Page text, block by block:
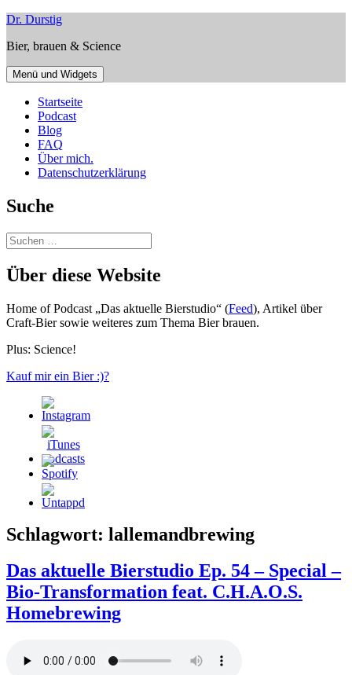
Zum
springen
Dr. Durstig
Bier, brauen & Science
Menü und Widgets
Startseite
Podcast
Blog
FAQ
Über mich.
Datenschutzerklärung
Suche
Suchen
nach:
Über diese Website
Home of Podcast „Das aktuelle Bierstudio“ (Feed), Artikel über
Craft-Bier sowie weiteres zum Thema Bier brauen.
Plus: Science!
Kauf mir ein Bier :)?
Schlagwort: lallemandbrewing
Das aktuelle Bierstudio Ep. 54 – Special –
Bio-Transformation feat. C.H.A.O.S.
Homebrewing